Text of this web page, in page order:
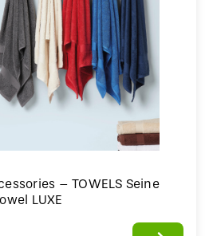
– TOWELS Seine
LUXE